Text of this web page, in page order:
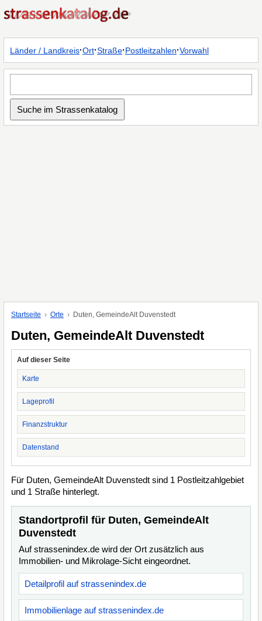
Länder / Landkreis·Ort·Straße·Postleitzahlen·Vorwahl
Startseite Orte Duten, GemeindeAlt Duvenstedt
Duten, GemeindeAlt Duvenstedt
Auf dieser Seite
Karte
Lageprofil
Finanzstruktur
Datenstand
Für Duten, GemeindeAlt Duvenstedt sind 1 Postleitzahlgebiet
und 1 Straße hinterlegt.
Standortprofil für Duten, GemeindeAlt
Duvenstedt
Auf strassenindex.de wird der Ort zusätzlich aus
Immobilien- und Mikrolage-Sicht eingeordnet.
Detailprofil auf strassenindex.de
Immobilienlage auf strassenindex.de